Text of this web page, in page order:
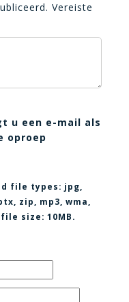
Vereiste
u een e-mail als
oproep
file types: jpg,
zip, mp3, wma,
file size: 10MB.